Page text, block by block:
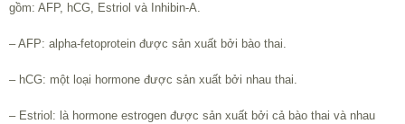
gồm: AFP, hCG, Estriol và Inhibin-A.
– AFP: alpha-fetoprotein được sản xuất bởi bào thai.
– hCG: một loại hormone được sản xuất bởi nhau thai.
– Estriol: là hormone estrogen được sản xuất bởi cả bào thai và nhau